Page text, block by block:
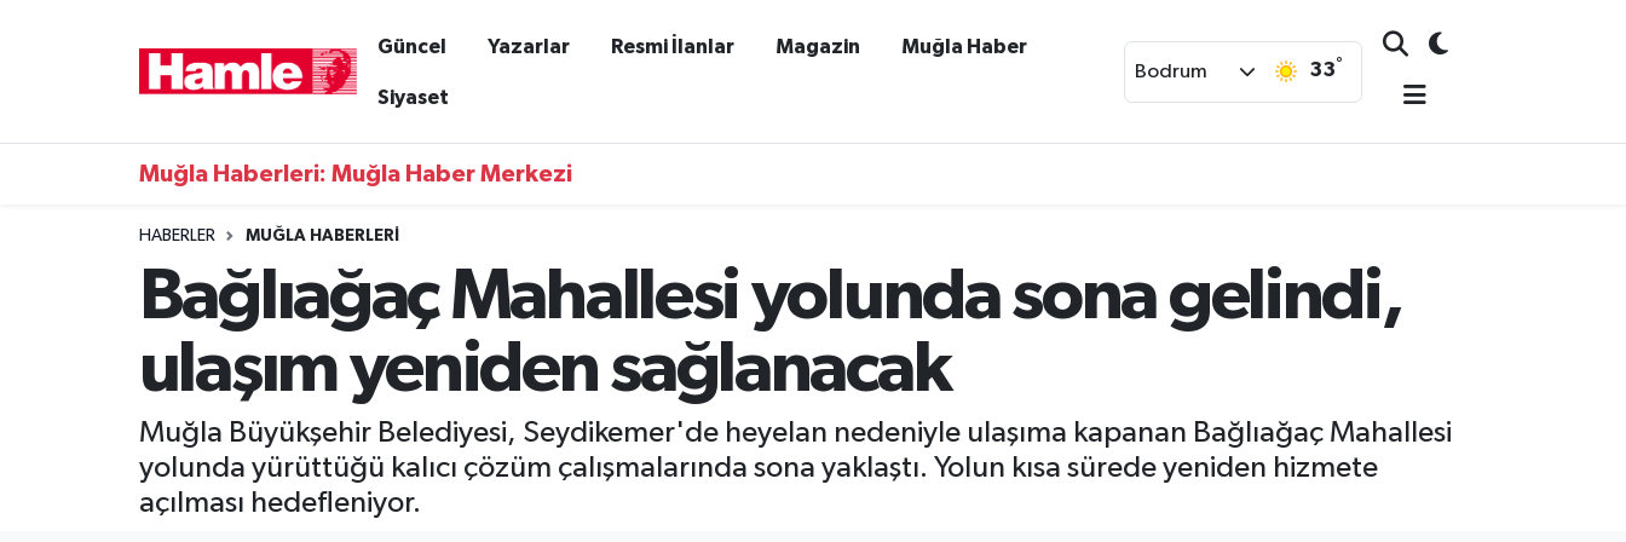
Güncel Yazarlar Resmi İlanlar Magazin Muğla Haber
Siyaset
Bodrum 33°
Muğla Haberleri: Muğla Haber Merkezi
HABERLER MUĞLA HABERLERI
Bağlıağaç Mahallesi yolunda sona gelindi,
ulaşım yeniden sağlanacak
Muğla Büyükşehir Belediyesi, Seydikemer'de heyelan nedeniyle ulaşıma kapanan Bağlıağaç Mahallesi
yolunda yürüttüğü kalıcı çözüm çalışmalarında sona yaklaştı. Yolun kısa sürede yeniden hizmete
açılması hedefleniyor.
Muğla Haber
Muğla Nöbetçi Eczaneler
Muğla Trafik Yoğunluk Haritası
Süper Lig Puan Durumu ve Fikstür
Son Dakika Haberleri